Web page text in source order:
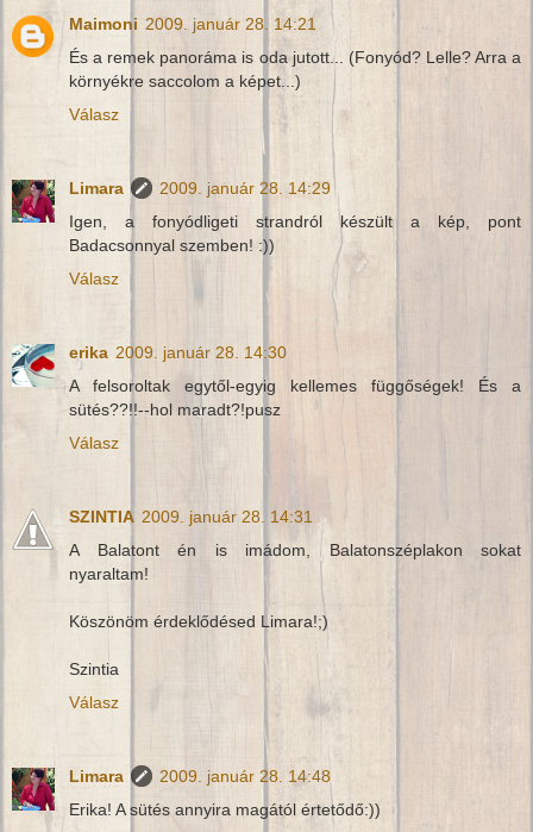
Maimoni 2009. január 28. 14:21
És a remek panoráma is oda jutott... (Fonyód? Lelle? Arra a
környékre saccolom a képet...)
Válasz
Limara
2009. január 28. 14:29
Igen, a fonyódligeti strandról készült a kép, pont
Badacsonnyal szemben! :))
Válasz
erika 2009. január 28. 14:30
A felsoroltak egytől-egyig kellemes függőségek! És a
sütés??!!--hol maradt?!pusz
Válasz
SZINTIA 2009. január 28. 14:31
A Balatont én is imádom, Balatonszéplakon sokat
nyaraltam!
Köszönöm érdeklődésed Limara!;)
Szintia
Válasz
Limara
2009. január 28. 14:48
Erika! A sütés annyira magától értetődő:))